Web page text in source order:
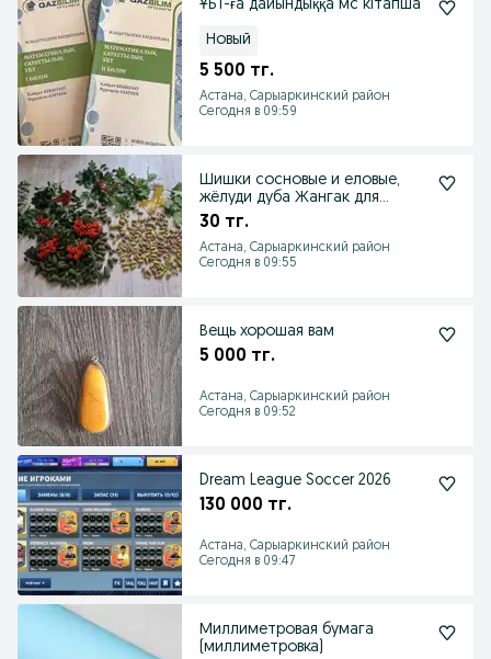
ҰБТ-ға дайындыққа мс кітапша
Новый
5 500 тг.
Астана, Сарыаркинский район
Сегодня в 09:59
Шишки сосновые и еловые,
жёлуди дуба Жангак для
детского творчества,
30 тг.
Астана, Сарыаркинский район
Сегодня в 09:55
Вещь хорошая вам
5 000 тг.
Астана, Сарыаркинский район
Сегодня в 09:52
Dream League Soccer 2026
130 000 тг.
Астана, Сарыаркинский район
Сегодня в 09:47
Миллиметровая бумага
(миллиметровка)